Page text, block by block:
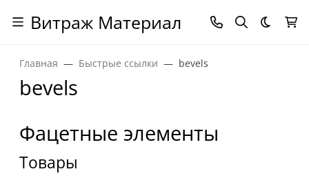
Витраж Материал Темная
Главная Быстрые ссылки bevels
bevels
Фацетные элементы
Товары